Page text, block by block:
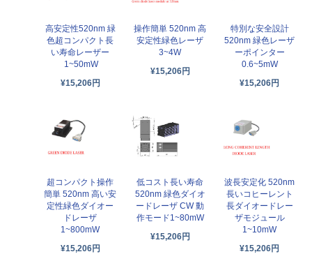
高安定性520nm 緑
色超コンパクト長
い寿命レーザー
1~50mW
¥15,206円
操作簡単 520nm 高
安定性緑色レーザ
3~4W
¥15,206円
特別な安全設計
520nm 緑色レーザ
ーポインター
0.6~5mW
¥15,206円
超コンパクト操作
簡単 520nm 高い安
定性緑色ダイオー
ドレーザ
1~800mW
¥15,206円
低コスト長い寿命
520nm 緑色ダイオ
ードレーザ CW 動
作モード1~80mW
¥15,206円
波長安定化 520nm
長いコヒーレント
長ダイオードレー
ザモジュール
1~10mW
¥15,206円